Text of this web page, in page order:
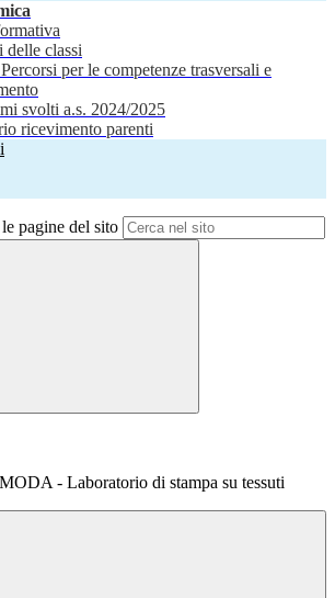
delle classi
per le competenze trasversali e
svolti a.s. 2024/2025
ricevimento parenti
pagine del sito
- Laboratorio di stampa su tessuti